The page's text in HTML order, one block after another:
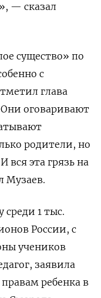
— сказал
существо» по
с
глава
оговаривают
родители, но
вся эта грязь на
Музаев.
среди 1 тыс.
России, с
учеников
заявила
ребенка в